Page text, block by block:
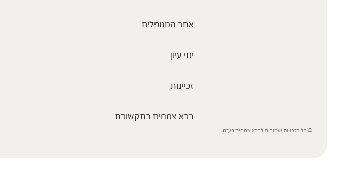
אתר המטפלים
ימי עיון
זכיינות
ברא צמחים בתקשורת
© כל הזכויות שמורות לברא צמחים בע”מ